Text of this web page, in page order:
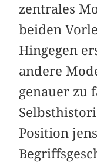
zentrales
beiden
Hingegen
andere
genauer zu
Position